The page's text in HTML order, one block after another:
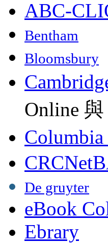
ABC-
Bentham
Bloomsbury
Online
De gruyter
eBook
Ebrary